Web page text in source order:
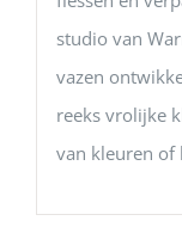
studio van
vazen
reeks vrolijke
van kleuren of